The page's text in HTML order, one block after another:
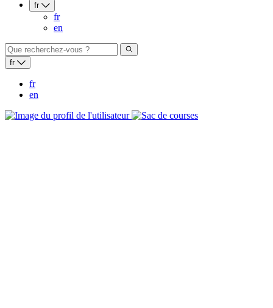
fr
fr
en
fr
fr
en